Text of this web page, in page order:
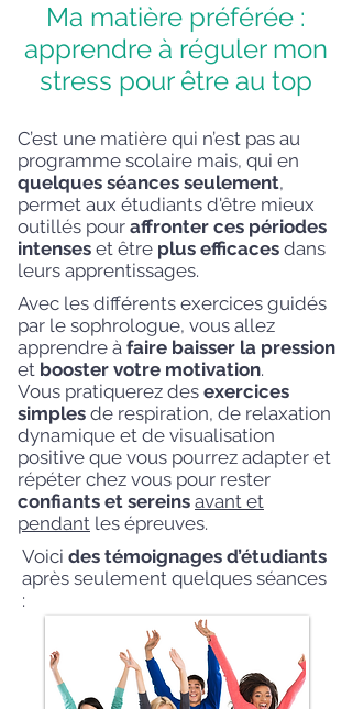
Ma matière préférée :
apprendre à réguler mon
stress pour être au top
C’est une matière qui n’est pas au
programme scolaire mais, qui en
quelques séances seulement,
permet aux étudiants d'être mieux
outillés pour affronter ces périodes
intenses et être plus efficaces dans
leurs apprentissages.
Avec les différents exercices guidés
par le sophrologue, vous allez
apprendre à faire baisser la pression
et booster votre motivation.
Vous pratiquerez des exercices
simples de respiration, de relaxation
dynamique et de visualisation
positive que vous pourrez adapter et
répéter chez vous pour rester
confiants et sereins avant et
pendant les épreuves.
Voici des témoignages d’étudiants
après seulement quelques séances
: